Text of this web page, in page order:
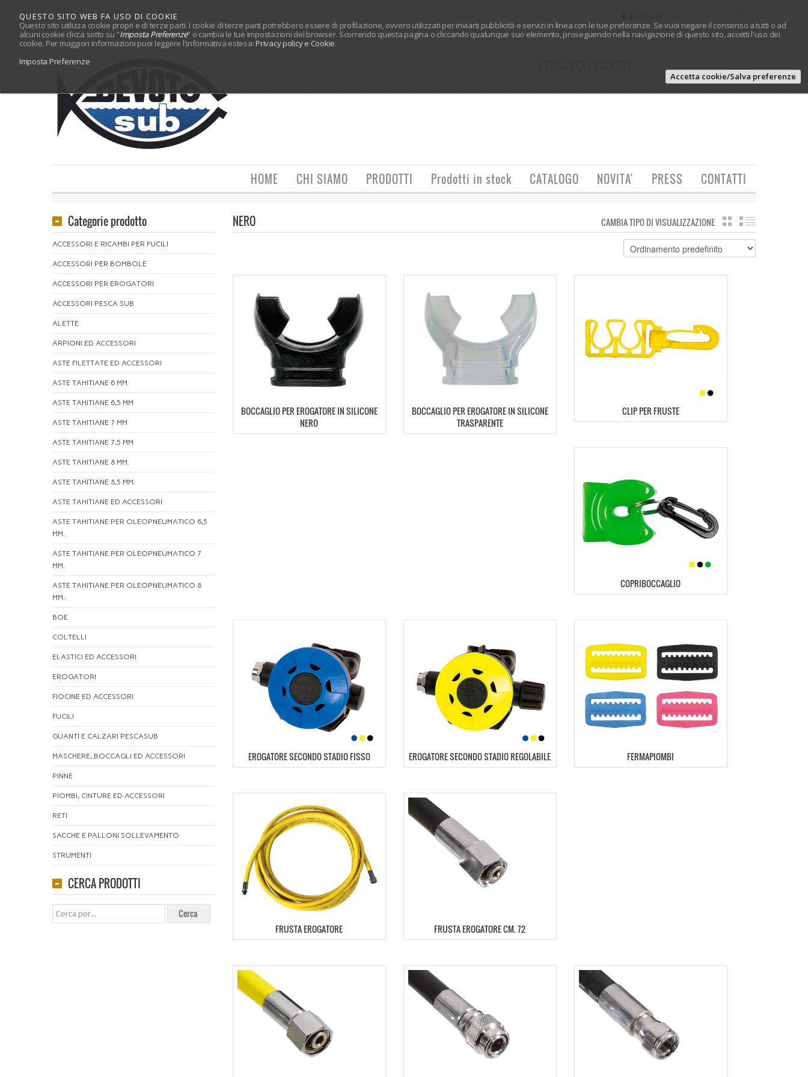
QUESTO SITO WEB FA USO DI COOKIE
Questo sito utilizza cookie propri e di terze parti. I cookie di terze parti potrebbero essere di profilazione, ovvero utilizzati per inviarti pubblicità e servizi in linea con le tue preferenze. Se vuoi negare il consenso a tutti o ad
alcuni cookie clicca sotto su "Imposta Preferenze" o cambia le tue impostazioni del browser. Scorrendo questa pagina o cliccando qualunque suo elemento, proseguendo nella navigazione di questo sito, accetti l'uso dei
cookie. Per maggiori informazioni puoi leggere l'informativa estesa: Privacy policy e Cookie.
Imposta Preferenze
Accetta cookie/Salva preferenze
HOME CHI SIAMO PRODOTTI Prodotti in stock CATALOGO NOVITA’ PRESS CONTATTI
NERO CAMBIA TIPO DI VISUALIZZAZIONE GRIGLIA
BOCCAGLIO PER EROGATORE IN SILICONE
NERO
BOCCAGLIO PER EROGATORE IN SILICONE
TRASPARENTE
CLIP PER FRUSTE
COPRIBOCCAGLIO
EROGATORE SECONDO STADIO FISSO EROGATORE SECONDO STADIO REGOLABILE FERMAPIOMBI
FRUSTA EROGATORE FRUSTA EROGATORE CM. 72
Categorie prodotto
ACCESSORI E RICAMBI PER FUCILI
ACCESSORI PER BOMBOLE
ACCESSORI PER EROGATORI
ACCESSORI PESCA SUB
ALETTE
ARPIONI ED ACCESSORI
ASTE FILETTATE ED ACCESSORI
ASTE TAHITIANE 6 MM
ASTE TAHITIANE 6,5 MM
ASTE TAHITIANE 7 MM
ASTE TAHITIANE 7,5 MM
ASTE TAHITIANE 8 MM.
ASTE TAHITIANE 8,5 MM.
ASTE TAHITIANE ED ACCESSORI
ASTE TAHITIANE PER OLEOPNEUMATICO 6,5
MM.
ASTE TAHITIANE PER OLEOPNEUMATICO 7
MM.
ASTE TAHITIANE PER OLEOPNEUMATICO 8
MM.
BOE
COLTELLI
ELASTICI ED ACCESSORI
EROGATORI
FIOCINE ED ACCESSORI
FUCILI
GUANTI E CALZARI PESCASUB
MASCHERE, BOCCAGLI ED ACCESSORI
PINNE
PIOMBI, CINTURE ED ACCESSORI
RETI
SACCHE E PALLONI SOLLEVAMENTO
STRUMENTI
CERCA PRODOTTI